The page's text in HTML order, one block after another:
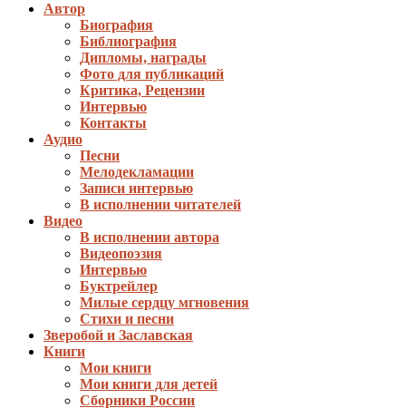
Автор
Биография
Библиография
Дипломы, награды
Фото для публикаций
Критика, Рецензии
Интервью
Контакты
Аудио
Песни
Мелодекламации
Записи интервью
В исполнении читателей
Видео
В исполнении автора
Видеопоэзия
Интервью
Буктрейлер
Милые сердцу мгновения
Стихи и песни
Зверобой и Заславская
Книги
Мои книги
Мои книги для детей
Сборники России